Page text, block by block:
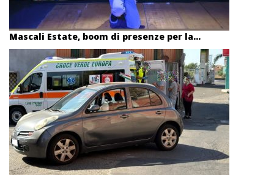
Mascali Estate, boom di presenze per la...